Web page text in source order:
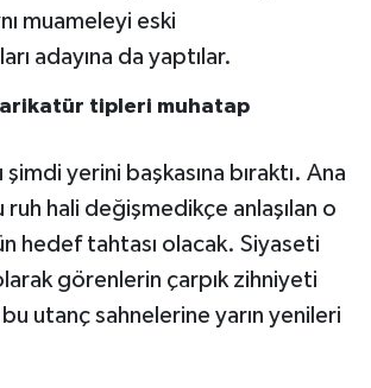
muameleyi eski
adayına da yaptılar.
tipleri muhatap
şimdi yerini başkasına bıraktı. Ana
hali değişmedikçe anlaşılan o
hedef tahtası olacak. Siyaseti
görenlerin çarpık zihniyeti
utanç sahnelerine yarın yenileri